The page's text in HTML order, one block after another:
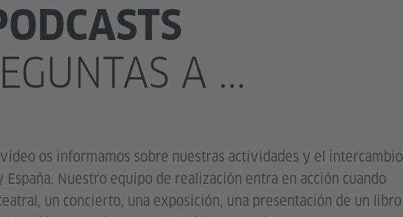
A ...
os informamos sobre nuestras actividades y el intercambio
Nuestro equipo de realización entra en acción cuando
un concierto, una exposición, una presentación de un libro